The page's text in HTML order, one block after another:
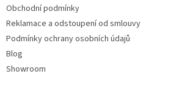
Obchodní podmínky
Reklamace a odstoupení od smlouvy
Podmínky ochrany osobních údajů
Blog
Showroom